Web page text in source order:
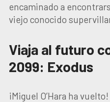
encaminado a
viejo conocido
Viaja al futuro
2099: Exodus
¡Miguel O’Hara ha